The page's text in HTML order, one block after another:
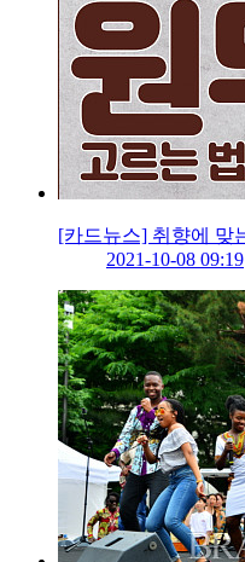
[카드뉴스] 취향에 맞
2021-10-08 09:19